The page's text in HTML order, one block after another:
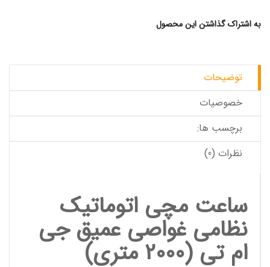
به اشتراک گذاشتن این محصول
توضیحات
خصوصیات
برچسب ها:
نظرات (0)
ساعت مچی اتوماتیک
نظامی غواصی عمیق جی
ام تی (2000 متری)